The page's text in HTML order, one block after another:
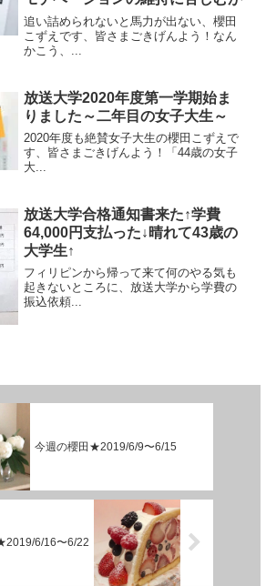
追い詰められないと馬力が出ない、櫻田
こずえです、皆さまごきげんよう！なん
かこう、...
放送大学2020年度第一学期始ま
りました～二年目の女子大生～
2020年度も絶賛女子大生の櫻田こずえで
す、皆さまごきげんよう！「44歳の女子
大...
放送大学合格通知書来た↑学費
64,000円支払った↓晴れて43歳の
大学生↑
フィリピンから帰って来て何のやる気も
起きないところに、放送大学から学費の
振込依頼...
今週の櫻田★2019/6/9〜6/15
6/16〜6/22